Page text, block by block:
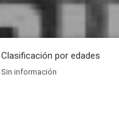
Clasificación por edades
Sin información